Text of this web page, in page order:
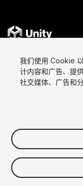
语言
English
发现
我们使用 Cookie
计内容和广告、提
社交媒体、广告和